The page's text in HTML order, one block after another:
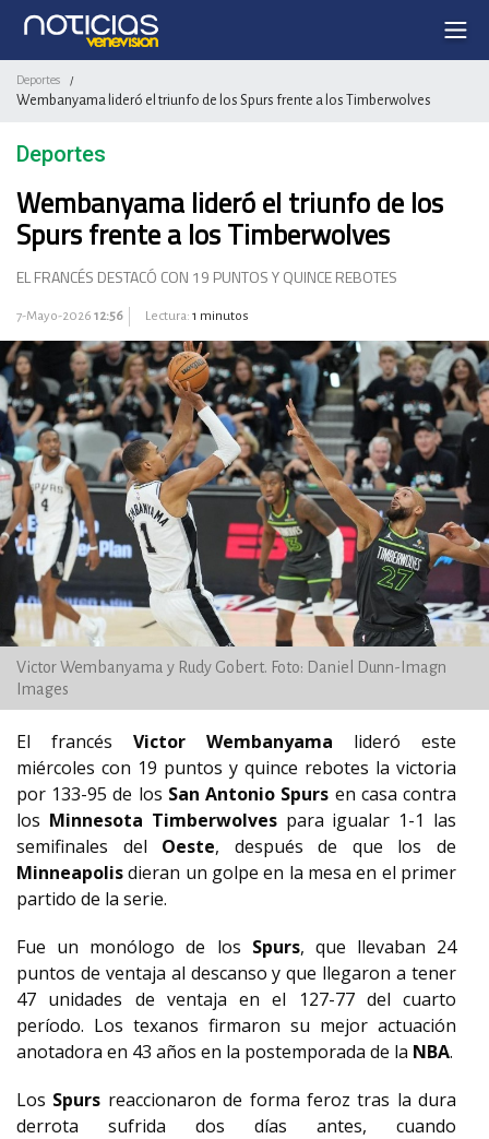
Deportes /
Wembanyama lideró el triunfo de los Spurs frente a los Timberwolves
Deportes
Wembanyama lideró el triunfo de los
Spurs frente a los Timberwolves
EL FRANCÉS DESTACÓ CON 19 PUNTOS Y QUINCE REBOTES
7-Mayo-2026 12:56 Lectura: 1 minutos
Victor Wembanyama y Rudy Gobert. Foto: Daniel Dunn-Imagn
Images
El francés Victor Wembanyama lideró este
miércoles con 19 puntos y quince rebotes la victoria
por 133-95 de los San Antonio Spurs en casa contra
los Minnesota Timberwolvespara igualar 1-1 las
semifinales del Oeste, después de que los de
Minneapolisdieran un golpe en la mesa en el primer
partido de la serie.
Fue un monólogo de los Spurs, que llevaban 24
puntos de ventaja al descanso y que llegaron a tener
47 unidades de ventaja en el 127-77 del cuarto
período. Los texanos firmaron su mejor actuación
anotadora en 43 años en la postemporada de la NBA.
Los Spurs reaccionaron de forma feroz tras la dura
derrota sufrida dos días antes, cuando